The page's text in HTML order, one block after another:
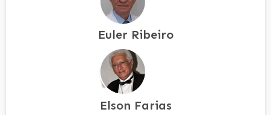
Euler Ribeiro
Elson Farias